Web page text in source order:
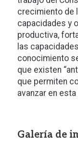
crecimiento de
capacidades y
productiva,
las
conocimiento
que existen
que permiten
avanzar en esta
Galería de